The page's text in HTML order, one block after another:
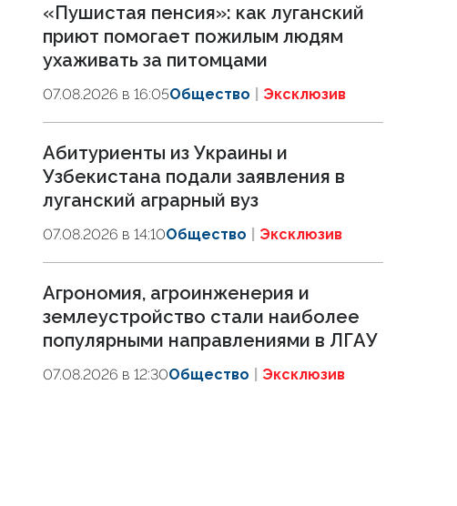
«Пушистая пенсия»: как луганский
приют помогает пожилым людям
ухаживать за питомцами
07.08.2026 в 16:05Общество Эксклюзив
Абитуриенты из Украины и
Узбекистана подали заявления в
луганский аграрный вуз
07.08.2026 в 14:10Общество Эксклюзив
Агрономия, агроинженерия и
землеустройство стали наиболее
популярными направлениями в ЛГАУ
07.08.2026 в 12:30Общество Эксклюзив